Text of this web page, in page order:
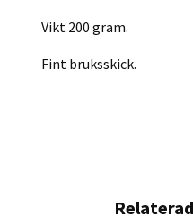
Vikt 200 gram.
Fint bruksskick.